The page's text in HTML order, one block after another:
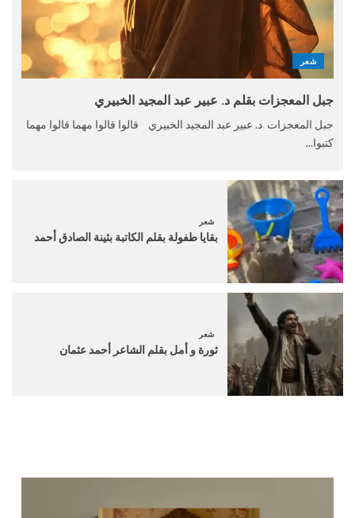
شعر
جبل المعجزات بقلم د. عبير عبد المجيد الخبيري
جبل المعجزات د. عبير عبد المجيد الخبيري قالوا قالوا مهما قالوا مهما
كتبوا...
شعر
بقايا طفولة بقلم الكاتبة بثينة الصادق أحمد
شعر
ثورة و أمل بقلم الشاعر أحمد عثمان